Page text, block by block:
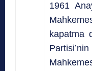
1961
kapatma